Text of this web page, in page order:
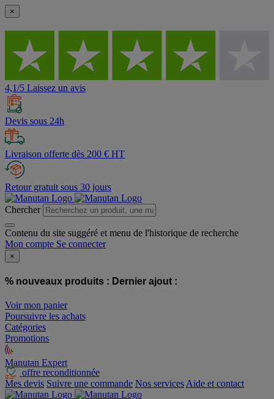
×
4,1/5 Laissez un avis
Devis sous 24h
Livraison offerte dès 200 € HT
Retour gratuit sous 30 jours
Chercher
Contenu du site suggéré et menu de l'historique de recherche
Mon compte Se connecter
×
% nouveaux produits : Dernier ajout :
Voir mon panier
Poursuivre les achats
Catégories
Promotions
Manutan Expert
offre reconditionnée
Mes devis Suivre une commande Nos services Aide et contact